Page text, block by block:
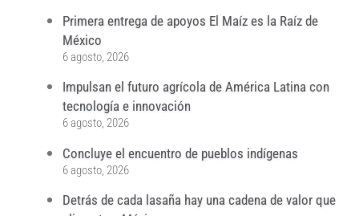
Primera entrega de apoyos El Maíz es la Raíz de
México
6 agosto, 2026
Impulsan el futuro agrícola de América Latina con
tecnología e innovación
6 agosto, 2026
Concluye el encuentro de pueblos indígenas
6 agosto, 2026
Detrás de cada lasaña hay una cadena de valor que